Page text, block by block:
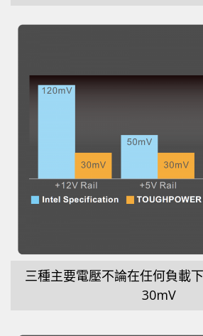
三種主要電壓不論在任何負載
30mV